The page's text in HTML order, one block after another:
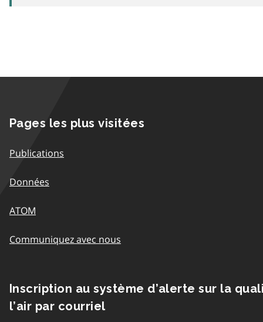
Pages les plus visitées
Publications
Données
ATOM
Communiquez avec nous
Inscription au système d’alerte sur la
l’air par courriel